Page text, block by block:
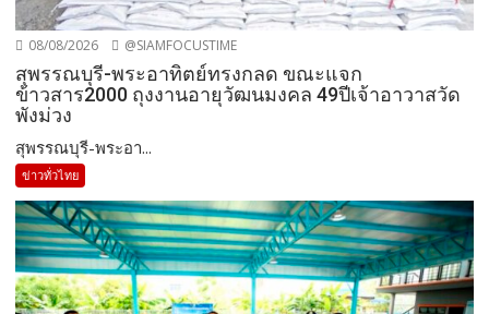
08/08/2026 @SIAMFOCUSTIME
สุพรรณบุรี-พระอาทิตย์ทรงกลด ขณะแจก
ข้าวสาร2000 ถุงงานอายุวัฒนมงคล 49ปีเจ้าอาวาสวัด
พังม่วง
สุพรรณบุรี-พระอา...
ข่าวทั่วไทย